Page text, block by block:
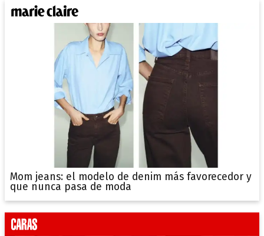
Mom jeans: el modelo de denim más favorecedor y
que nunca pasa de moda